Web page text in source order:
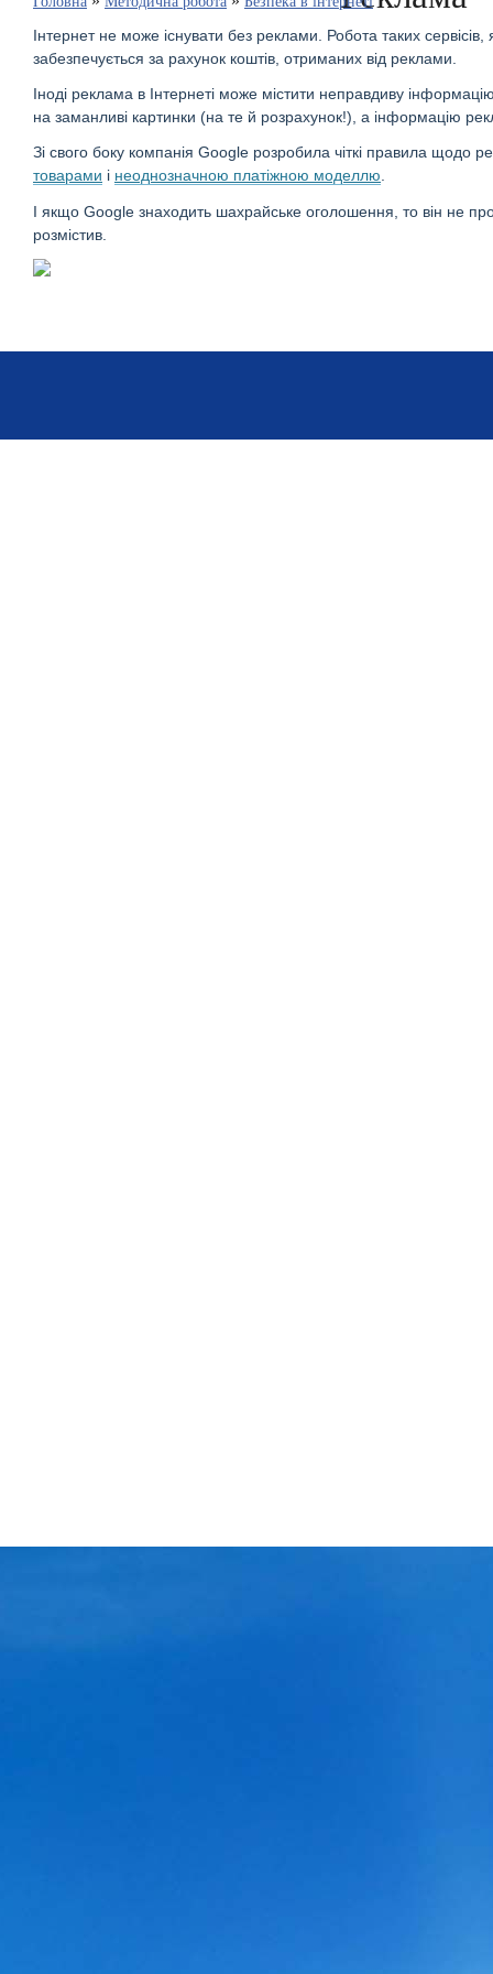
Інтернет не може існувати без реклами. Робота таких
забезпечується за рахунок коштів, отриманих від реклами.
Іноді реклама в Інтернеті може містити неправдиву
на заманливі картинки (на те й розрахунок!), а інформацію
Зі свого боку компанія Google розробила чіткі правила щодо
товарами і неоднозначною платіжною моделлю.
І якщо Google знаходить шахрайське оголошення, то він не
розмістив.